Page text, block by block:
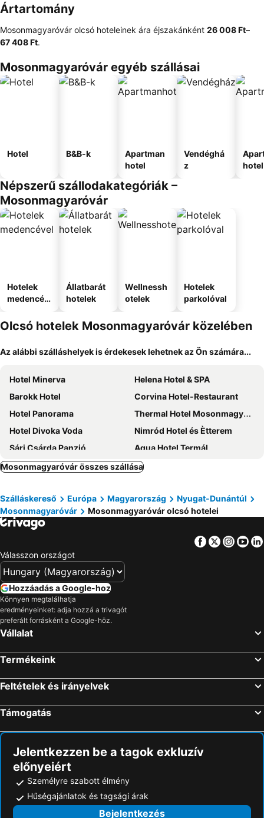
Ártartomány
Mosonmagyaróvár olcsó hoteleinek ára éjszakánként ‎26 008 Ft–
67 408 Ft.
Mosonmagyaróvár egyéb szállásai
Hotel B&B-k
Apartman
hotel
Vendéghá
z
hotel
Népszerű szállodakategóriák –
Mosonmagyaróvár
Hotelek
medencév
Állatbarát
hotelek
Wellnessh
otelek
Hotelek
parkolóval
Olcsó hotelek Mosonmagyaróvár közelében
Az alábbi szálláshelyek is érdekesek lehetnek az Ön számára...
Hotel Minerva
Helena Hotel & SPA
Barokk Hotel
Corvina Hotel-Restaurant
Hotel Panorama
Thermal Hotel Mosonmagyarovar
Hotel Divoka Voda
Nimród Hotel és Ètterem
Sári Csárda Panzió
Aqua Hotel Termál
Simbad Hotel & Bar Superior
Villa Luca
Hotel Kormorán
Hotel Paprika
Autohof 171 Hotel Hegyeshalom
Paprika M1 Hotel
Kiserdő Vendégház
Paprika Panzió
Bartal Rodinné Vinárstvo
Levendula Ház
Hotel Rajka
Engler
Popeye Panzió
Hotel Diamant
Barokk Vendégház
Mosonmagyaróvár összes szállása
Szálláskereső Európa Magyarország
Nyugat-Dunántúl
Mosonmagyaróvár
Mosonmagyaróvár olcsó hotelei
Facebook
Twitter
Válasszon országot
Hozzáadás a Google-hoz
Könnyen megtalálhatja
eredményeinket: adja hozzá a trivagót
preferált forrásként a Google-höz.
Vállalat
Termékeink
Feltételek és irányelvek
Támogatás
Jelentkezzen be a tagok exkluzív
előnyeiért
Személyre szabott élmény
Hűségajánlatok és tagsági árak
Bejelentkezés